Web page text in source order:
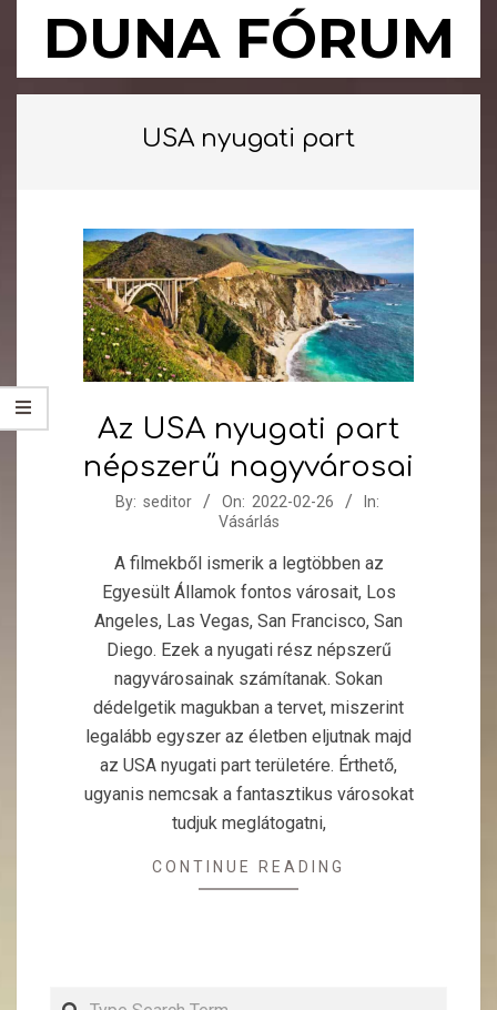
DUNA FÓRUM
Primary
USA nyugati part
Az USA nyugati part
népszerű nagyvárosai
2022-By: seditor On: 2022-02-26
In:
Vásárlás
A filmekből ismerik a legtöbben az
Egyesült Államok fontos városait, Los
Angeles, Las Vegas, San Francisco, San
Diego. Ezek a nyugati rész népszerű
nagyvárosainak számítanak. Sokan
dédelgetik magukban a tervet, miszerint
legalább egyszer az életben eljutnak majd
az USA nyugati part területére. Érthető,
ugyanis nemcsak a fantasztikus városokat
tudjuk meglátogatni,
CONTINUE READING
Search